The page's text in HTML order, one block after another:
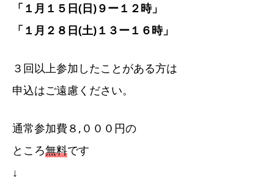
「１月１５日(日)９ー１２時」
「１月２８日(土)１３ー１６時」
３回以上参加したことがある方は
申込はご遠慮ください。
通常参加費８,０００円の
ところ無料です
↓